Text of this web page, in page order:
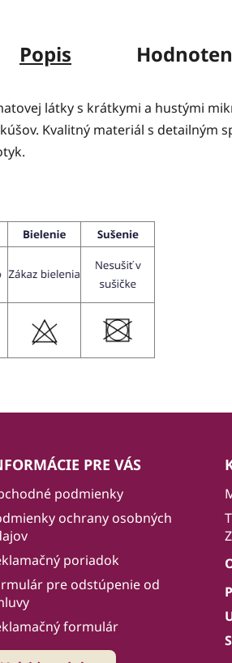
Popis
látky s krátkymi a hustými
Kvalitný materiál s detailným
PRE VÁS
podmienky
ochrany osobných
poriadok
pre odstúpenie od
formulár